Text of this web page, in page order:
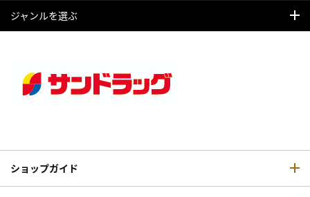
ジャンルを選ぶ
ショップガイド